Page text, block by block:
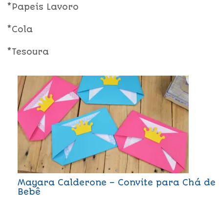
*Papeis Lavoro
*Cola
*Tesoura
Mayara Calderone – Convite para Chá de
Bebê